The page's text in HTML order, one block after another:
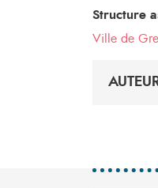
Structure
Ville de